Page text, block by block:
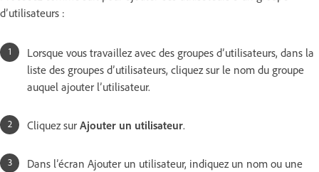
d’utilisateurs :
Lorsque vous travaillez avec des groupes d’utilisateurs, dans la
liste des groupes d’utilisateurs, cliquez sur le nom du groupe
auquel ajouter l’utilisateur.
Cliquez sur Ajouter un utilisateur.
Dans l’écran Ajouter un utilisateur, indiquez un nom ou une